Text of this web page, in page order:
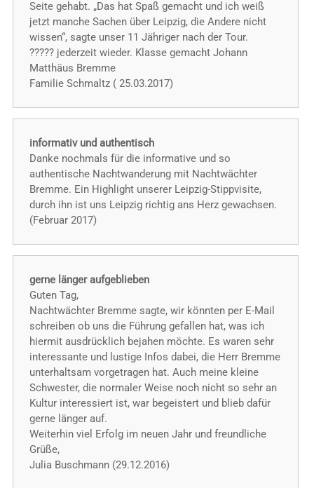
Seite gehabt. „Das hat Spaß gemacht und ich weiß
jetzt manche Sachen über Leipzig, die Andere nicht
wissen“, sagte unser 11 Jähriger nach der Tour.
????? jederzeit wieder. Klasse gemacht Johann
Matthäus Bremme
Familie Schmaltz ( 25.03.2017)
informativ und authentisch
Danke nochmals für die informative und so
authentische Nachtwanderung mit Nachtwächter
Bremme. Ein Highlight unserer Leipzig-Stippvisite,
durch ihn ist uns Leipzig richtig ans Herz gewachsen.
(Februar 2017)
gerne länger aufgeblieben
Guten Tag,
Nachtwächter Bremme sagte, wir könnten per E-Mail
schreiben ob uns die Führung gefallen hat, was ich
hiermit ausdrücklich bejahen möchte. Es waren sehr
interessante und lustige Infos dabei, die Herr Bremme
unterhaltsam vorgetragen hat. Auch meine kleine
Schwester, die normaler Weise noch nicht so sehr an
Kultur interessiert ist, war begeistert und blieb dafür
gerne länger auf.
Weiterhin viel Erfolg im neuen Jahr und freundliche
Grüße,
Julia Buschmann (29.12.2016)